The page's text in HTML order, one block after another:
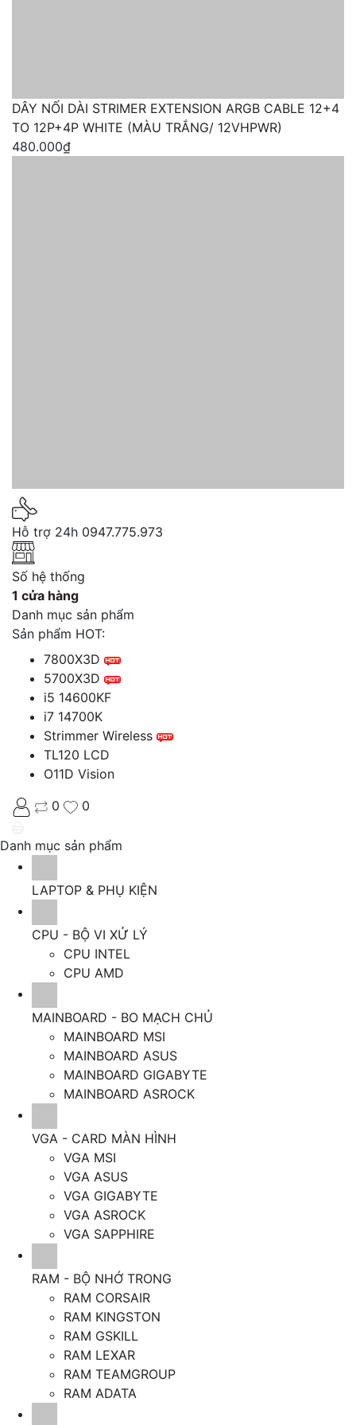
DÂY NỐI DÀI STRIMER EXTENSION ARGB CABLE 12+4
TO 12P+4P WHITE (MÀU TRẮNG/ 12VHPWR)
480.000₫
Hỗ trợ 24h 0947.775.973
Số hệ thống
1 cửa hàng
Danh mục sản phẩm
Sản phẩm HOT:
7800X3D
5700X3D
i5 14600KF
i7 14700K
Strimmer Wireless
TL120 LCD
O11D Vision
0
0
Danh mục sản phẩm
LAPTOP & PHỤ KIỆN
CPU - BỘ VI XỬ LÝ
CPU INTEL
CPU AMD
MAINBOARD - BO MẠCH CHỦ
MAINBOARD MSI
MAINBOARD ASUS
MAINBOARD GIGABYTE
MAINBOARD ASROCK
VGA - CARD MÀN HÌNH
VGA MSI
VGA ASUS
VGA GIGABYTE
VGA ASROCK
VGA SAPPHIRE
RAM - BỘ NHỚ TRONG
RAM CORSAIR
RAM KINGSTON
RAM GSKILL
RAM LEXAR
RAM TEAMGROUP
RAM ADATA